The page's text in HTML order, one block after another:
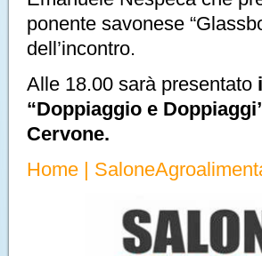
ponente savonese
dell’incontro.
Alle 18.00 sarà presentato
“Doppiaggio e
Cervone.
Home |